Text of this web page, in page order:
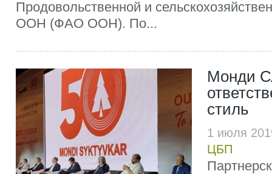
Продовольственной и
ООН (ФАО ООН). По...
Монди
стиль
1 июля
ЦБП